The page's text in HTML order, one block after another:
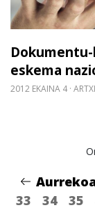
eskema
2012 EKAINA 4
33
34 35